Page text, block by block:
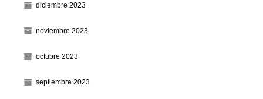
diciembre 2023
noviembre 2023
octubre 2023
septiembre 2023